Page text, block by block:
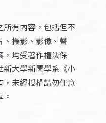
所有內容，包括但不
、攝影、影像、聲
，均受著作權法保
新大學新聞學系《小
，未經授權請勿任意